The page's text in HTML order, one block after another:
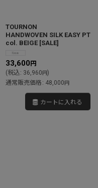
TOURNON
HANDWOVEN SILK EASY PT
col. BEIGE [SALE]
33,600 円
(税込: 36,960円)
通常販売価格 : 48,000円
カートに入れる